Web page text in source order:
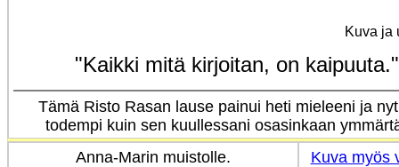
Kuva ja
"Kaikki mitä kirjoitan, on
Tämä Risto Rasan lause painui heti mieleeni ja
todempi kuin sen kuullessani osasinkaan
Anna-Marin muistolle.
Kuva myös